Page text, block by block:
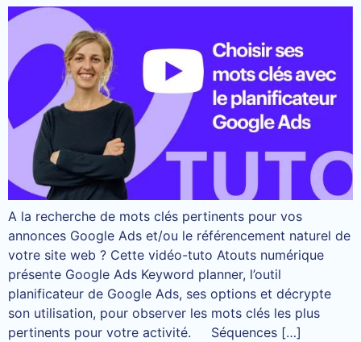
A la recherche de mots clés pertinents pour vos
annonces Google Ads et/ou le référencement naturel de
votre site web ? Cette vidéo-tuto Atouts numérique
présente Google Ads Keyword planner, l’outil
planificateur de Google Ads, ses options et décrypte
son utilisation, pour observer les mots clés les plus
pertinents pour votre activité. Séquences […]